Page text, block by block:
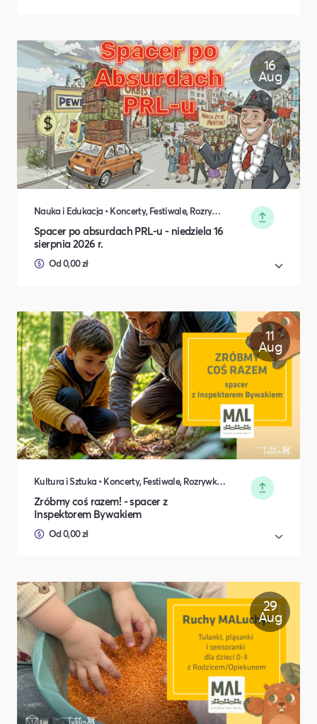
16
Aug
Nauka i Edukacja • Koncerty, Festiwale, Rozrywka • Sport • DIY, Majsterkowanie, Hobby
Spacer po absurdach PRL-u - niedziela 16
sierpnia 2026 r.
Od 0,00 zł
11
Aug
Kultura i Sztuka • Koncerty, Festiwale, Rozrywka • DIY, Majsterkowanie, Hobby • Rodzina i relacje międzyludzkie
Zróbmy coś razem! - spacer z
Inspektorem Bywakiem
Od 0,00 zł
29
Aug